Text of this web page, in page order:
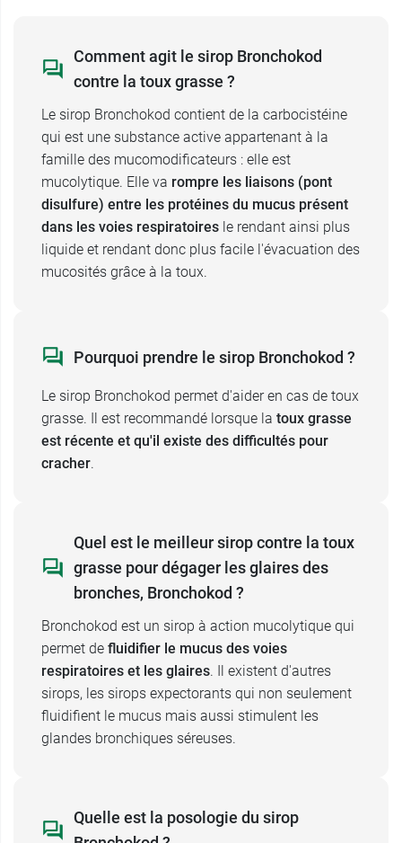
Bronchokod sirop expectorant
Sans avis médical, la durée de traitement par
Bronchokod sirop chez l'adulte ne devra pas
dépasser5 jours .
En l'absence d'amélioration ou si les symptômes
s'aggravent, consultez votre médecin.
Contre indications de Bronchokod
Le sirop toux grasse Bronchokod présente des
contre indications.
Ce sirop fluidifiant ne doit pas être utilisé :
en cas d' allergieà la carbocistéine ou à l'un
des excipients de Bronchokod,
chez l'
Bronchokod sans sucre sirop
fluidifiant
Demander conseil à votre médecin ou votre
pharmacien avant toute prise de Bronchokod
dans ces cas-là :
si vous êtes une personne âgée,
si vous avez de la fièvre,
si vous produisez des crachats verdâtres,
si vous souffrez d'un ulcère de l'estomac
(utilisation contre-indiquée),
Comment agit le sirop Bronchokod
contre la toux grasse ?
Le sirop Bronchokod contient de la carbocistéine
qui est une substance active appartenant à la
famille des mucomodificateurs : elle est
mucolytique. Elle va rompre les liaisons (pont
disulfure) entre les protéines du mucus présent
dans les voies respiratoires le rendant ainsi plus
liquide et rendant donc plus facile l'évacuation des
mucosités grâce à la toux.
Pourquoi prendre le sirop Bronchokod ?
Le sirop Bronchokod permet d'aider en cas de toux
grasse. Il est recommandé lorsque la toux grasse
est récente et qu'il existe des difficultés pour
cracher.
Quel est le meilleur sirop contre la toux
grasse pour dégager les glaires des
bronches, Bronchokod ?
Bronchokod est un sirop à action mucolytique qui
permet de fluidifier le mucus des voies
respiratoires et les glaires. Il existent d'autres
sirops, les sirops expectorants qui non seulement
fluidifient le mucus mais aussi stimulent les
glandes bronchiques séreuses.
Quelle est la posologie du sirop